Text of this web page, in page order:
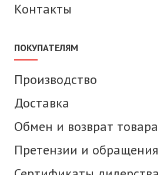
Контакты
ПОКУПАТЕЛЯМ
Производство
Доставка
Обмен и возврат товара
Претензии и обращения